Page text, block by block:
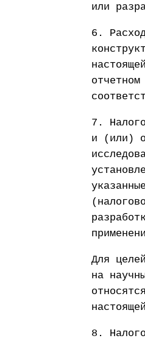
или
6.
7.
и (или)
Для
на
8.